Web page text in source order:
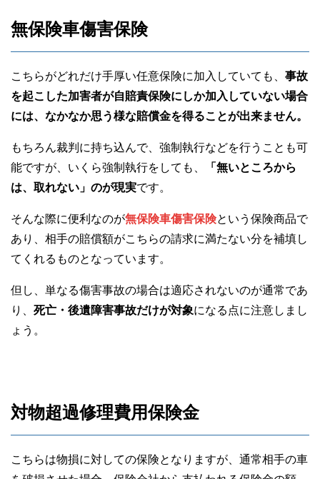
無保険車傷害保険
こちらがどれだけ手厚い任意保険に加入していても、 事故
を起こした加害者が自賠責保険にしか加入していない場合
には、なかなか思う様な賠償金を得ることが出来ません。
もちろん裁判に持ち込んで、強制執行などを行うことも可
能ですが、いくら強制執行をしても、
「無いところから
は、取れない」のが現実です。
そんな際に便利なのが無保険車傷害保険という保険商品で
あり、相手の賠償額がこちらの請求に満たない分を補填し
てくれるものとなっています。
但し、単なる傷害事故の場合は適応されないのが通常であ
り、 死亡・後遺障害事故だけが対象になる点に注意しまし
ょう。
対物超過修理費用保険金
こちらは物損に対しての保険となりますが、通常相手の車